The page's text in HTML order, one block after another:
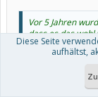
Vor 5 Jahren
dass es das wohl
Fibro-Kiste
Diese Seite
aufhältst,